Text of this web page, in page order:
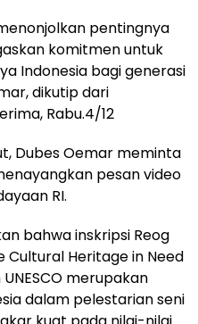
pentingnya
komitmen untuk
Indonesia bagi generasi
dikutip dari
Rabu.4/12
Dubes Oemar meminta
pesan video
RI.
bahwa inskripsi Reog
Cultural Heritage in Need
merupakan
dalam pelestarian seni